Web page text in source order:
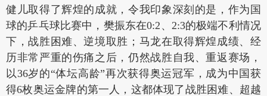
健儿取得了辉煌的成就，令我印象深刻的是，作为国
球的乒乓球比赛中，樊振东在0:2、2:3的极端不利情况
下，战胜困难、逆境取胜；马龙在取得辉煌成绩、经
历非常严重的伤痛之后，仍然战胜自我、重返赛场，
以36岁的“体坛高龄”再次获得奥运冠军，成为中国获
得6枚奥运金牌的第一人，这都体现了战胜困难、超越